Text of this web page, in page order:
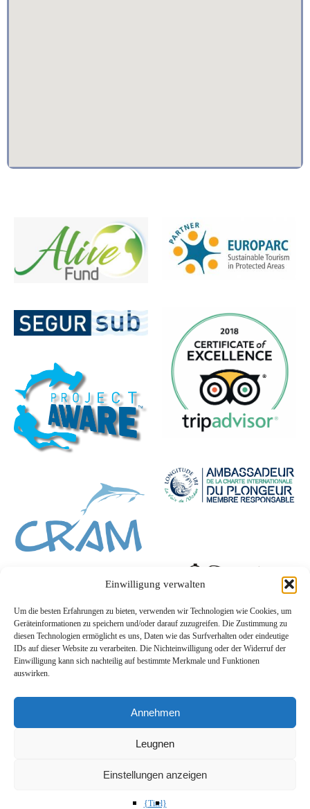
Einwilligung verwalten
Um die besten Erfahrungen zu bieten, verwenden wir Technologien wie Cookies, um
Geräteinformationen zu speichern und/oder darauf zuzugreifen. Die Zustimmung zu
diesen Technologien ermöglicht es uns, Daten wie das Surfverhalten oder eindeutige
IDs auf dieser Website zu verarbeiten. Die Nichteinwilligung oder der Widerruf der
Einwilligung kann sich nachteilig auf bestimmte Merkmale und Funktionen
auswirken.
Annehmen
Leugnen
Einstellungen anzeigen
{Titel}